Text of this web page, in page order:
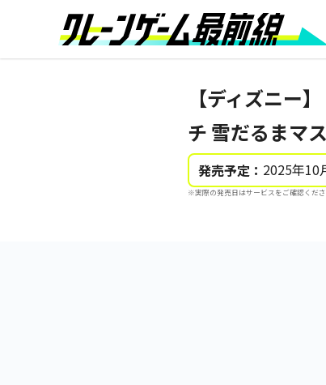
【ディズニー
チ 雪だるまマ
発売予定： 2025年10
※実際の発売日はサービスをご確認くださ